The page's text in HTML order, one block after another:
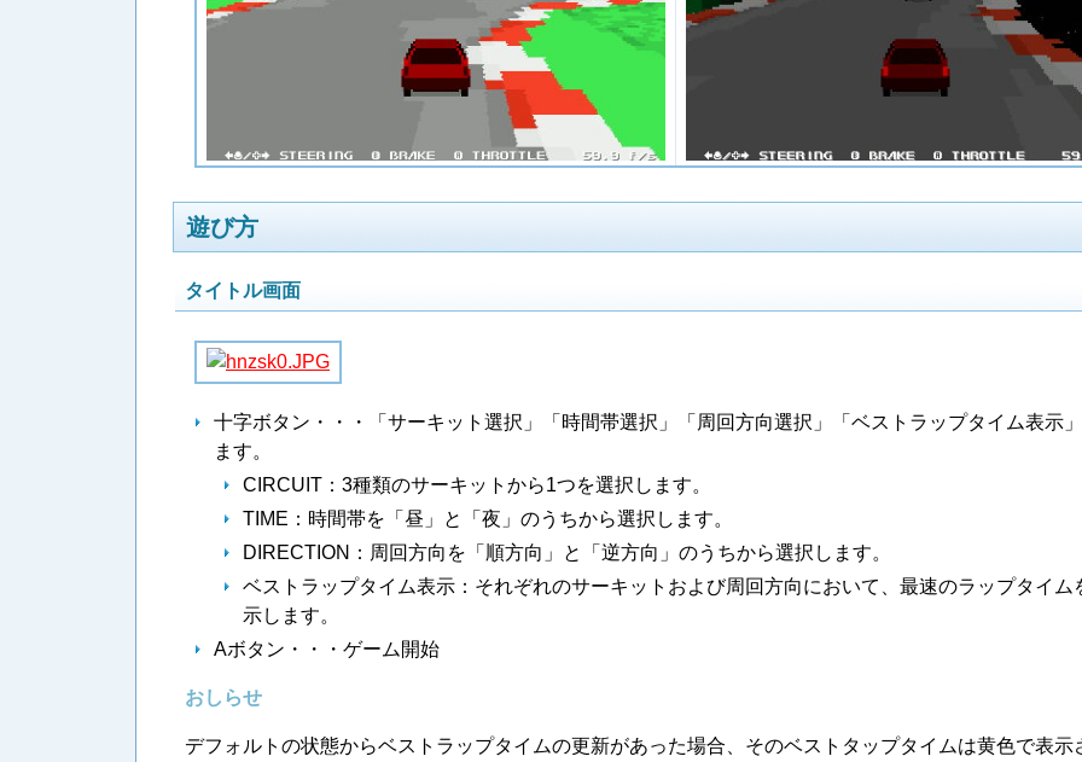
遊び方
タイトル画面
十字ボタン・・・「サーキット選択」「時間帯選択」「周回方向選択」「ベストラップタイム表示
ます。
CIRCUIT：3種類のサーキットから1つを選択します。
TIME：時間帯を「昼」と「夜」のうちから選択します。
DIRECTION：周回方向を「順方向」と「逆方向」のうちから選択します。
ベストラップタイム表示：それぞれのサーキットおよび周回方向において、最速のラップタイム
示します。
Aボタン・・・ゲーム開始
おしらせ
デフォルトの状態からベストラップタイムの更新があった場合、そのベストタップタイムは黄色で表示